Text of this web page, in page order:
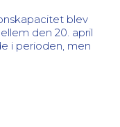
blev
den 20. april
i perioden, men